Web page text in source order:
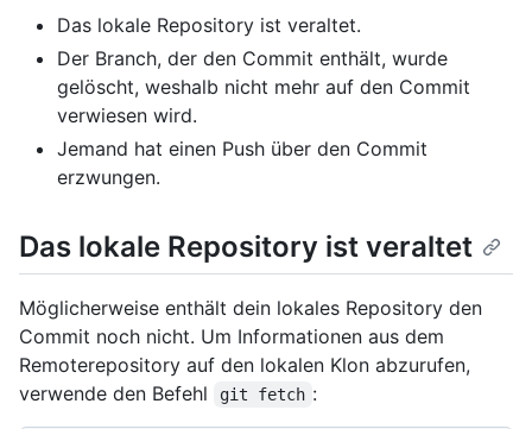
Das lokale Repository ist veraltet.
Der Branch, der den Commit enthält, wurde
gelöscht, weshalb nicht mehr auf den Commit
verwiesen wird.
Jemand hat einen Push über den Commit
erzwungen.
Das lokale Repository ist veraltet
Möglicherweise enthält dein lokales Repository den
Commit noch nicht. Um Informationen aus dem
Remoterepository auf den lokalen Klon abzurufen,
verwende den Befehl
git fetch :